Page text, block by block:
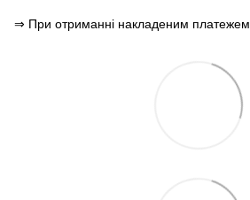
⇒ При отриманні накладеним платежем